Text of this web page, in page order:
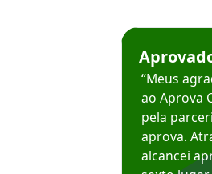
Estudante José
“Meus
ao Aprova
pela
aprova.
alcancei